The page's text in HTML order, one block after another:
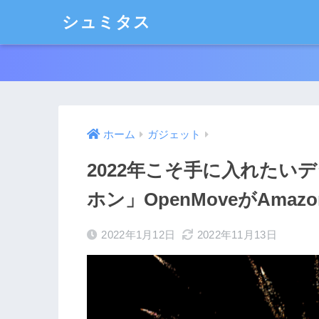
シュミタス
ホーム ガジェット
2022年こそ手に入れたい
ホン」OpenMoveが
2022年1月12日 2022年11月13日